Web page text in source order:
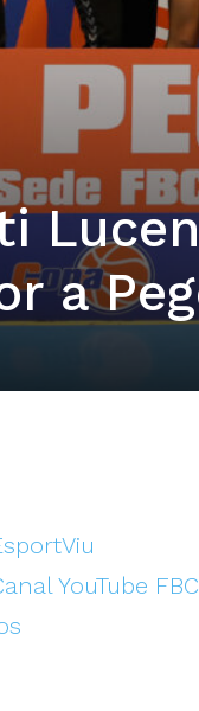
a
YouTube